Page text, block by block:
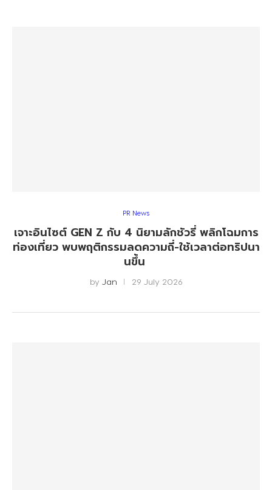
PR News
เจาะอินไซต์ GEN Z กับ 4 นิยามลักชัวรี่ พลิกโฉมการ
ท่องเที่ยว พบพฤติกรรมลดความถี่-ใช้เวลาต่อทริปนา
นขึ้น
by Jan 29 July 2026